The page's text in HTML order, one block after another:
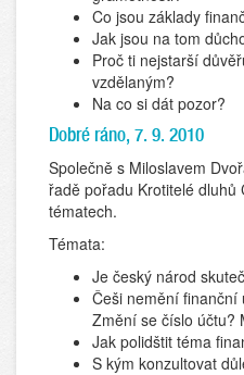
Co jsou základy
Jak jsou na tom
Proč ti nejstarší
vzdělaným?
Na co si dát pozor?
Dobré ráno, 7. 9. 2010
Společně s Miloslavem
řadě pořadu Krotitelé dluhů
tématech.
Témata:
Je český národ
Češi nemění finanční
Změní se číslo účtu?
Jak polidštit téma
S kým konzultovat